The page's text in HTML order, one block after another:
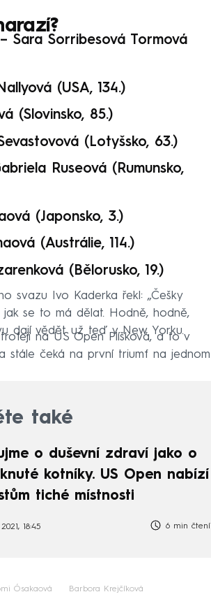
Sara Sorribesová Tormová
(USA, 134.)
(Slovinsko, 85.)
(Lotyšsko, 63.)
Ruseová (Rumunsko,
(Japonsko, 3.)
(Austrálie, 114.)
(Bělorusko, 19.)
svazu Ivo Kaderka řekl: „Češky
jak se to má dělat. Hodně, hodně,
dají vědět už teď v New Yorku.
na US Open Plíšková, a to v
stále čeká na první triumf na jednom
také
o duševní zdraví jako o
kotníky. US Open nabízí
tiché místnosti
18:45 6 min čtení
Ósakaová Barbora Krejčíková